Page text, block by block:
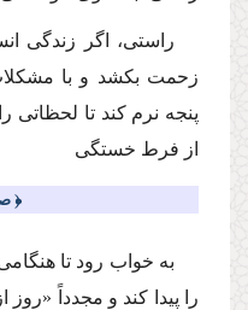
راستى، اگر زندگى
زحمت بكشد و با
پنجه نرم كند تا لحظاتى
از فرط خستگى
﴿
به خواب رود تا
را پیدا كند و مجدداً